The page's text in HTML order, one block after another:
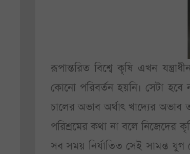
রূপান্তরিত বিশ্বে কৃষি এখন
কোনো পরিবর্তন হয়নি। সেটা হবে
চালের অভাব অর্থাৎ খাদ্যের
পরিশ্রমের কথা না বলে নিজেদের
সব সময় নির্যাতিত সেই সামন্ত